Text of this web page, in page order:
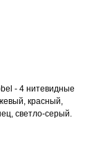
- 4 нитевидные
красный,
светло-серый.